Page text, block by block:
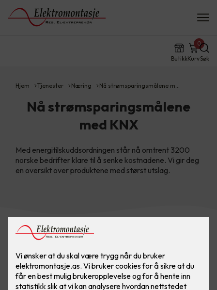
ButikkKurv
0
Søk
Hjem Tjenester Næring Nå strømsparingsmålene m…
Nå strømsparingsmålene
med KNX
Med energitilskuddsordningen står nå omtrent 3200
norske bedrifter klare til å senke kostnadene. Vi gir deg
en oversikt over produktene med størst utslag.